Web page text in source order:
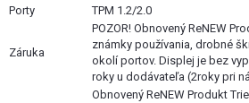
Porty
TPM 1.2/2.0
Záruka
POZOR! Obnovený ReNEW
známky používania, drobné
okolí portov. Displej je bez
roky u dodávateľa (2roky pri
Obnovený ReNEW Produkt